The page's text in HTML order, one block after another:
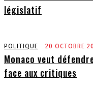
législatif
POLITIQUE 20 OCTOBRE
Monaco veut
face aux critiques